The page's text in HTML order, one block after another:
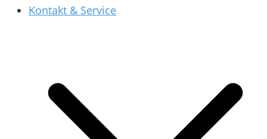
Kontakt & Service